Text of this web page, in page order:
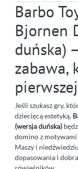
Barbo
Bjornen
duńska)
zabawa,
Jeśli szukasz gry,
dziecięcą estetyką,
(wersja duńska)
domino z
Maszy i
dopasowania i